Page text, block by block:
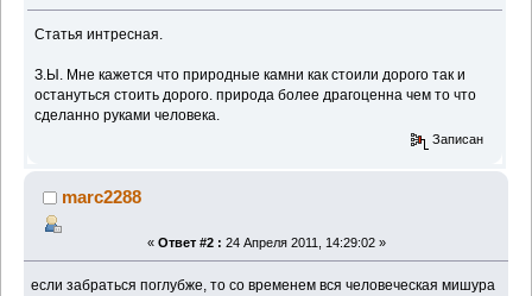
Статья интресная.
З.Ы. Мне кажется что природные камни как стоили дорого так и
остануться стоить дорого. природа более драгоценна чем то что
сделанно руками человека.
Записан
marc2288
« Ответ #2 : 24 Апреля 2011, 14:29:02 »
если забраться поглубже, то со временем вся человеческая мишура